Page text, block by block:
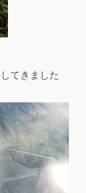
てきました